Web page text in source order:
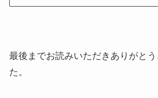
最後までお読みいただきありがとう
た。